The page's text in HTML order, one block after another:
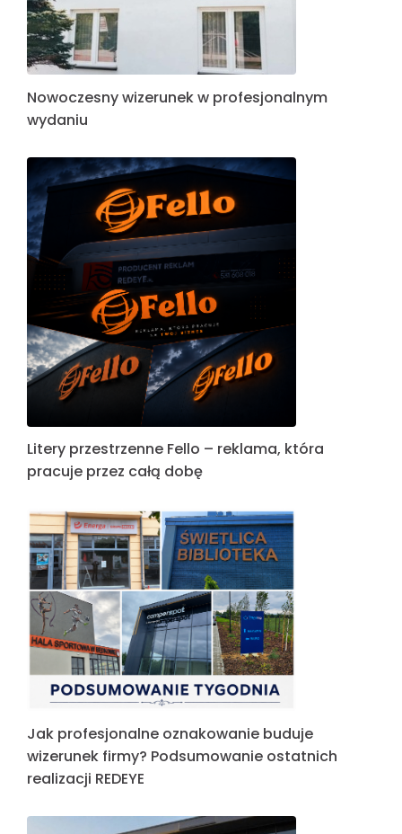
Nowoczesny wizerunek w profesjonalnym
wydaniu
Litery przestrzenne Fello – reklama, która
pracuje przez całą dobę
Jak profesjonalne oznakowanie buduje
wizerunek firmy? Podsumowanie ostatnich
realizacji REDEYE